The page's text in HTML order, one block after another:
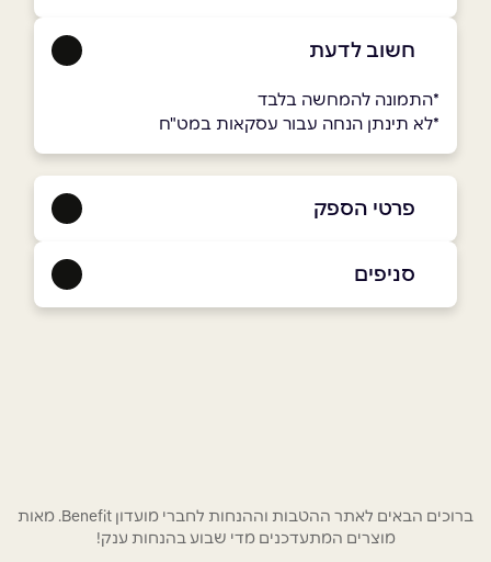
חשוב לדעת
*התמונה להמחשה בלבד
*לא תינתן הנחה עבור עסקאות במט"ח
פרטי הספק
באתר
סניפים
בן יהודה 24
ברוכים הבאים לאתר ההטבות וההנחות לחברי מועדון Benefit. מאות
מוצרים המתעדכנים מדי שבוע בהנחות ענק!